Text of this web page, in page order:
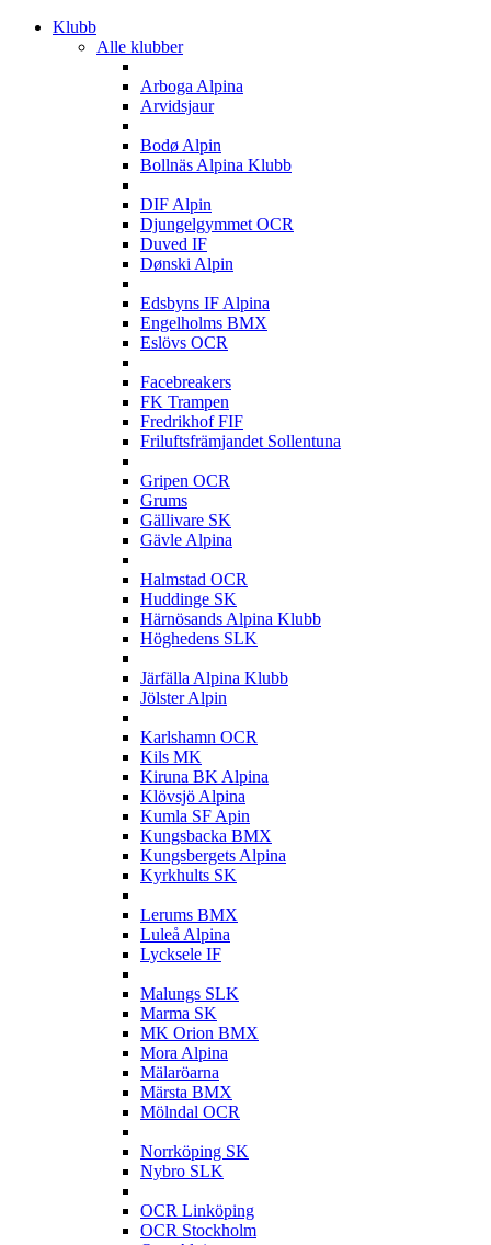
Klubb
Alle klubber
Arboga Alpina
Arvidsjaur
Bodø Alpin
Bollnäs Alpina Klubb
DIF Alpin
Djungelgymmet OCR
Duved IF
Dønski Alpin
Edsbyns IF Alpina
Engelholms BMX
Eslövs OCR
Facebreakers
FK Trampen
Fredrikhof FIF
Friluftsfrämjandet Sollentuna
Gripen OCR
Grums
Gällivare SK
Gävle Alpina
Halmstad OCR
Huddinge SK
Härnösands Alpina Klubb
Höghedens SLK
Järfälla Alpina Klubb
Jölster Alpin
Karlshamn OCR
Kils MK
Kiruna BK Alpina
Klövsjö Alpina
Kumla SF Apin
Kungsbacka BMX
Kungsbergets Alpina
Kyrkhults SK
Lerums BMX
Luleå Alpina
Lycksele IF
Malungs SLK
Marma SK
MK Orion BMX
Mora Alpina
Mälaröarna
Märsta BMX
Mölndal OCR
Norrköping SK
Nybro SLK
OCR Linköping
OCR Stockholm